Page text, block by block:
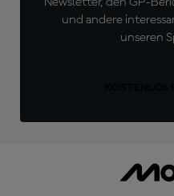
und andere
unseren